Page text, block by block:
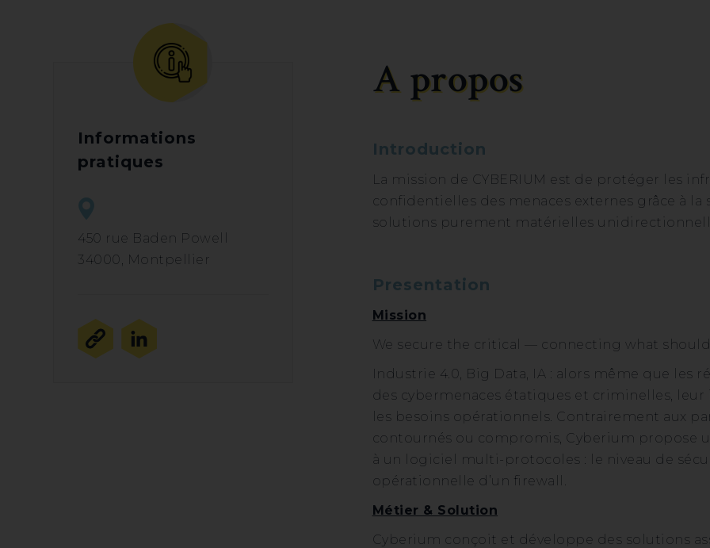
Informations
pratiques
450 rue Baden Powell
34000, Montpellier
A propos
Introduction
La mission de CYBERIUM est de protéger les
confidentielles des menaces externes grâce à la
solutions purement matérielles
Presentation
Mission
We secure the critical — connecting what
Industrie 4.0, Big Data, IA : alors même que les
des cybermenaces étatiques et criminelles,
les besoins opérationnels. Contrairement aux
contournés ou compromis, Cyberium propose
à un logiciel multi-protocoles : le niveau de
opérationnelle d’un firewall.
Métier & Solution
Cyberium conçoit et développe des solutions